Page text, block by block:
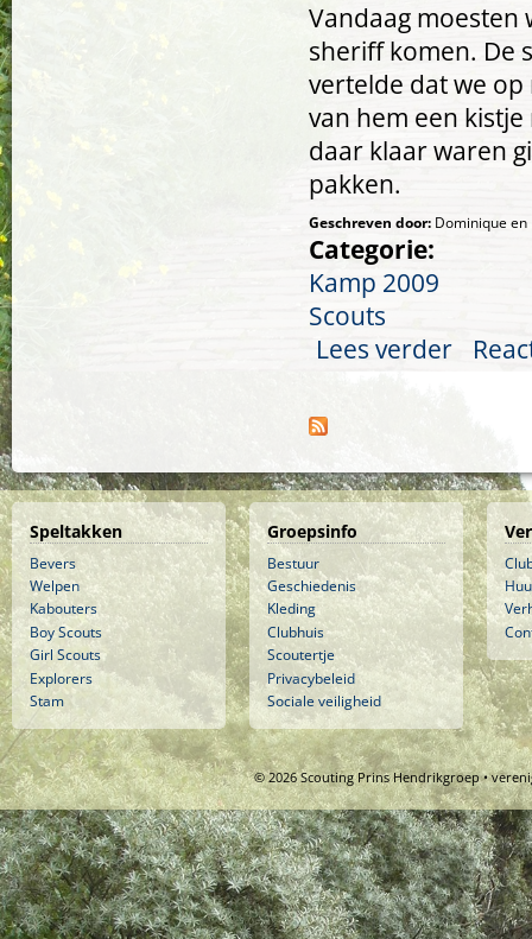
Vandaag moesten
sheriff komen. De
vertelde dat we op
van hem een
daar klaar waren
pakken.
Geschreven door: Dominique en
Categorie:
Kamp 2009
Scouts
Lees verder over
Speltakken
Bevers
Welpen
Kabouters
Boy Scouts
Girl Scouts
Explorers
Stam
Groepsinfo
Bestuur
Geschiedenis
Kleding
Clubhuis
Scoutertje
Privacybeleid
Sociale veiligheid
© 2026 Scouting Prins Hendrikgroep •